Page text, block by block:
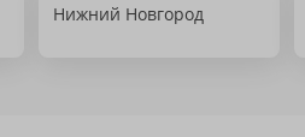
Нижний Новгород